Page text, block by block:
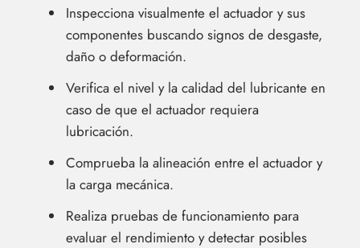
Inspecciona visualmente el actuador y sus
componentes buscando signos de desgaste,
daño o deformación.
Verifica el nivel y la calidad del lubricante en
caso de que el actuador requiera
lubricación.
Comprueba la alineación entre el actuador y
la carga mecánica.
Realiza pruebas de funcionamiento para
evaluar el rendimiento y detectar posibles